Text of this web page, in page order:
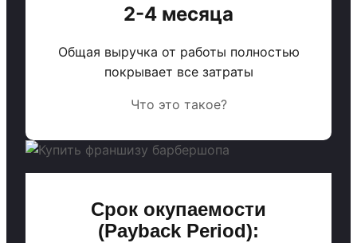
2-4 месяца
Общая выручка от работы полностью
покрывает все затраты
Что это такое?
Срок окупаемости
(Payback Period):